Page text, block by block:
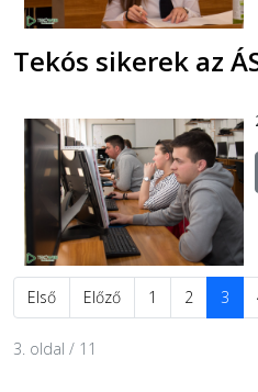
Tekós sikerek az
Első Előző 1 2 3
3. oldal / 11